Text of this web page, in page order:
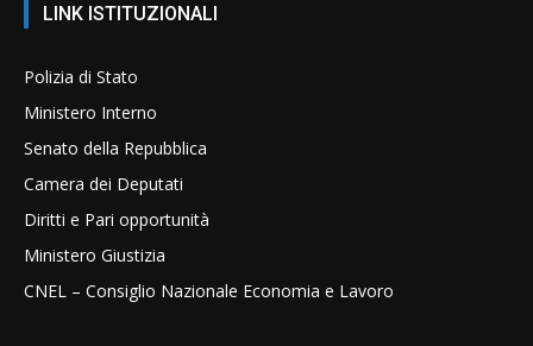
LINK ISTITUZIONALI
Polizia di Stato
Ministero Interno
Senato della Repubblica
Camera dei Deputati
Diritti e Pari opportunità
Ministero Giustizia
CNEL – Consiglio Nazionale Economia e Lavoro